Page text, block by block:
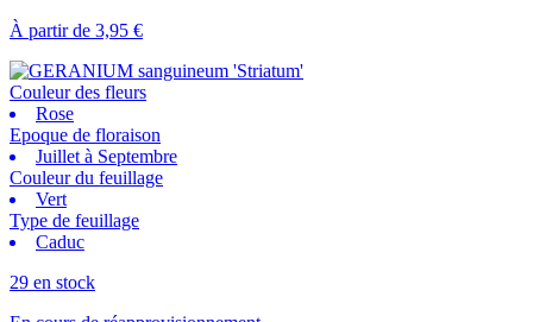
À partir de 3,95 €
Couleur des fleurs
Rose
Epoque de floraison
Juillet à Septembre
Couleur du feuillage
Vert
Type de feuillage
Caduc
29 en stock